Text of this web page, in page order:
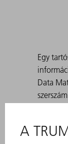
Egy
Data